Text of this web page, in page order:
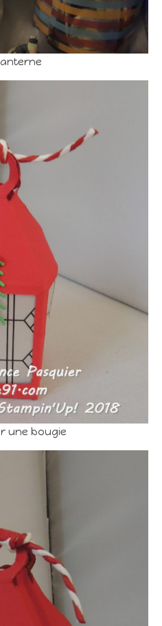
une bougie